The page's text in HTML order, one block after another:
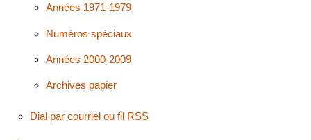
Années 1971-1979
Numéros spéciaux
Années 2000-2009
Archives papier
Dial par courriel ou fil RSS